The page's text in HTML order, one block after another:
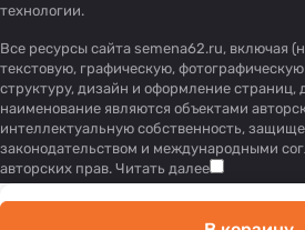
технологии.
Все ресурсы сайта semena62.ru, включая
текстовую, графическую,
структуру, дизайн и оформление
наименование являются объектами
интеллектуальную собственность,
законодательством и международными
авторских прав. Читать далее